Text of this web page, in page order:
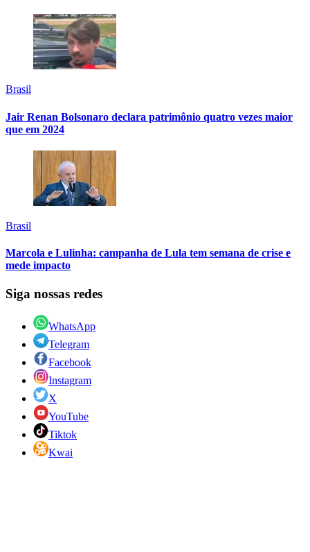
Brasil
Jair Renan Bolsonaro declara patrimônio quatro vezes maior
que em 2024
Brasil
Marcola e Lulinha: campanha de Lula tem semana de crise e
mede impacto
Siga nossas redes
WhatsApp
Telegram
Facebook
Instagram
X
YouTube
Tiktok
Kwai